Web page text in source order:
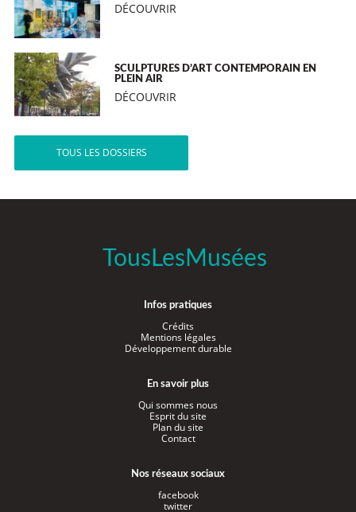
DÉCOUVRIR
SCULPTURES D’ART CONTEMPORAIN EN
PLEIN AIR
DÉCOUVRIR
TOUS LES DOSSIERS
TousLesMusées
Infos pratiques
Crédits
Mentions légales
Développement durable
En savoir plus
Qui sommes nous
Esprit du site
Plan du site
Contact
Nos réseaux sociaux
facebook
twitter